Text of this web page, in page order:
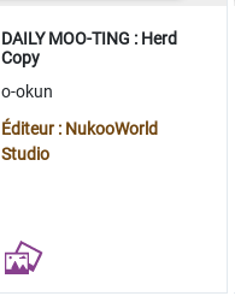
DAILY MOO-TING : Herd
Copy
o-okun
Éditeur : NukooWorld
Studio